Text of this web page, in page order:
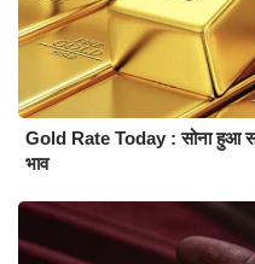
Gold Rate Today : सोना हुआ
भाव